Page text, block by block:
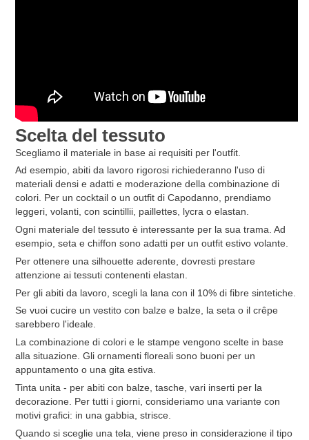
Scelta del tessuto
Scegliamo il materiale in base ai requisiti per l'outfit.
Ad esempio, abiti da lavoro rigorosi richiederanno l'uso di
materiali densi e adatti e moderazione della combinazione di
colori. Per un cocktail o un outfit di Capodanno, prendiamo
leggeri, volanti, con scintillii, paillettes, lycra o elastan.
Ogni materiale del tessuto è interessante per la sua trama. Ad
esempio, seta e chiffon sono adatti per un outfit estivo volante.
Per ottenere una silhouette aderente, dovresti prestare
attenzione ai tessuti contenenti elastan.
Per gli abiti da lavoro, scegli la lana con il 10% di fibre sintetiche.
Se vuoi cucire un vestito con balze e balze, la seta o il crêpe
sarebbero l'ideale.
La combinazione di colori e le stampe vengono scelte in base
alla situazione. Gli ornamenti floreali sono buoni per un
appuntamento o una gita estiva.
Tinta unita - per abiti con balze, tasche, vari inserti per la
decorazione. Per tutti i giorni, consideriamo una variante con
motivi grafici: in una gabbia, strisce.
Quando si sceglie una tela, viene preso in considerazione il tipo